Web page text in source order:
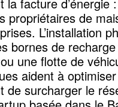
propriétaires de
L’installation
bornes de
une flotte de
aident à
de surcharger le